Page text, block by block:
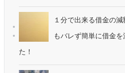
１分で出来る借金の
もバレず簡単に借金を
た！